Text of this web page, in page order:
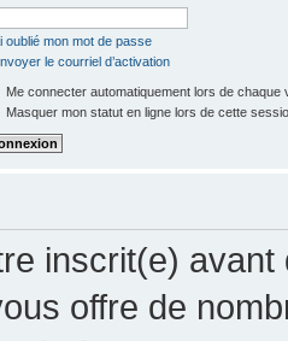
oublié mon mot de passe
le courriel d’activation
Me connecter automatiquement lors de chaque
Masquer mon statut en ligne lors de cette
inscrit(e) avant
offre de